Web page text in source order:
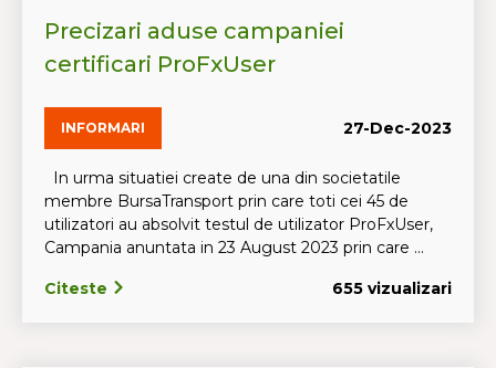
Precizari aduse campaniei
certificari ProFxUser
INFORMARI 27-Dec-2023
In urma situatiei create de una din societatile
membre BursaTransport prin care toti cei 45 de
utilizatori au absolvit testul de utilizator ProFxUser,
Campania anuntata in 23 August 2023 prin care ...
Citeste 655 vizualizari